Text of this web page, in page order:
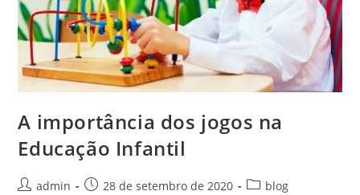
A importância dos jogos na
Educação Infantil
admin 28 de setembro de 2020 blog